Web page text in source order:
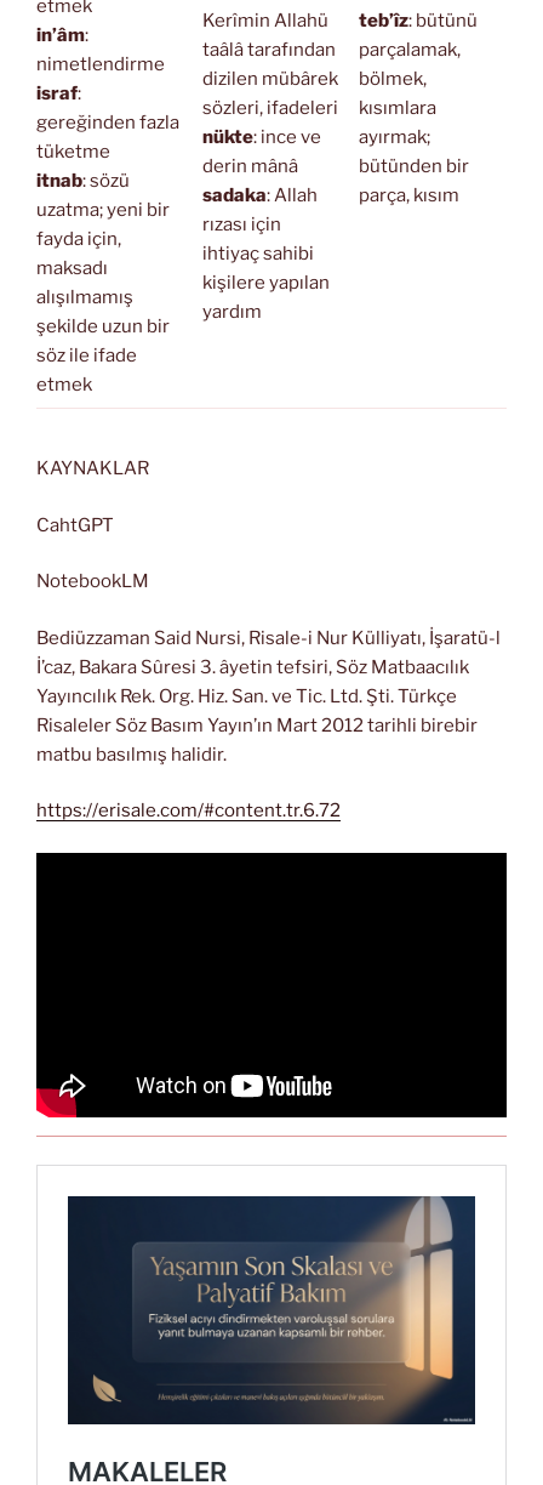
etmek
in’âm:
nimetlendirme
israf:
gereğinden fazla
tüketme
itnab: sözü
uzatma; yeni bir
fayda için,
maksadı
alışılmamış
şekilde uzun bir
söz ile ifade
etmek
Kerîmin Allahü
taâlâ tarafından
dizilen mübârek
sözleri, ifadeleri
nükte: ince ve
derin mânâ
sadaka: Allah
rızası için
ihtiyaç sahibi
kişilere yapılan
yardım
teb’îz: bütünü
parçalamak,
bölmek,
kısımlara
ayırmak;
bütünden bir
parça, kısım
KAYNAKLAR
CahtGPT
NotebookLM
Bediüzzaman Said Nursi, Risale-i Nur Külliyatı, İşaratü-l
İ’caz, Bakara Sûresi 3. âyetin tefsiri, Söz Matbaacılık
Yayıncılık Rek. Org. Hiz. San. ve Tic. Ltd. Şti. Türkçe
Risaleler Söz Basım Yayın’ın Mart 2012 tarihli birebir
matbu basılmış halidir.
https://erisale.com/#content.tr.6.72